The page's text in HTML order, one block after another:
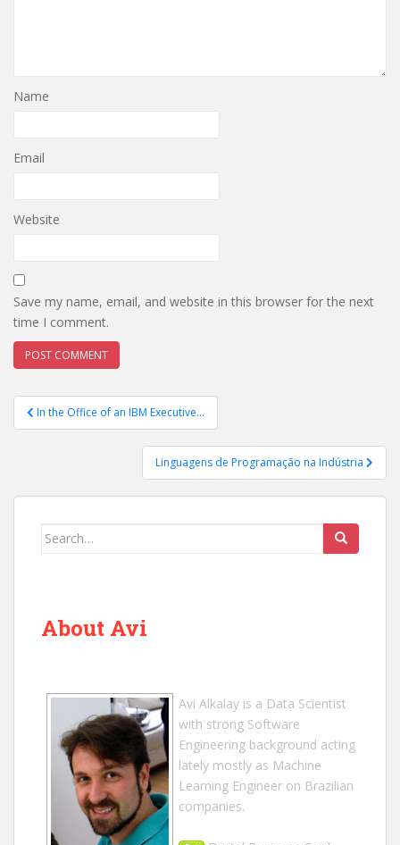
Name
Email
Website
Save my name, email, and website in this browser for the next
time I comment.
Post
navigation
In the Office of an IBM Executive…
Linguagens de Programação na Indústria
Search
About Avi
Avi Alkalay is a Data Scientist
with strong Software
Engineering background acting
lately mostly as Machine
Learning Engineer on Brazilian
companies.